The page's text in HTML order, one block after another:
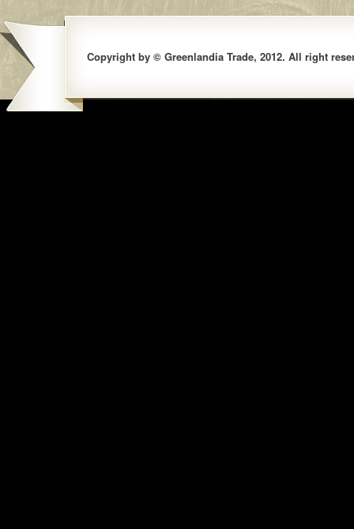
Copyright by © Greenlandia Trade, 2012. All right